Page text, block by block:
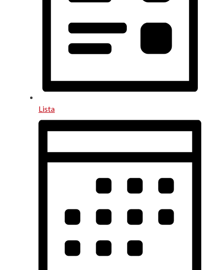
Lista